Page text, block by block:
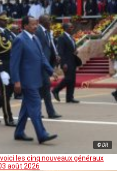
© DR
les cinq nouveaux généraux
août 2026